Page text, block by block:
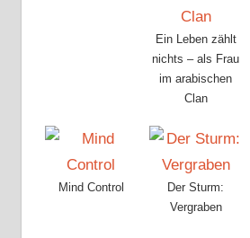
Ein Leben zählt
nichts – als Frau
im arabischen
Clan
Mind Control
Der Sturm:
Vergraben